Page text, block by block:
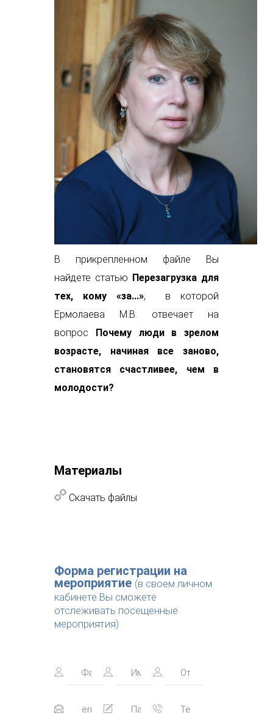
В прикрепленном файле Вы
найдете статью Перезагрузка для
тех, кому «за...», в которой
Ермолаева М.В. отвечает на
вопрос
Почему люди в зрелом
возрасте, начиная все заново,
становятся счастливее, чем в
молодости?
Материалы
Скачать файлы
Форма регистрации на
мероприятие (в своем личном
кабинете Вы сможете
отслеживать посещенные
мероприятия)